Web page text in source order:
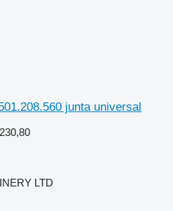
junta universal
LTD